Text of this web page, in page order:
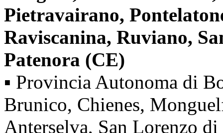
Pietravairano,
Raviscanina, Ruviano,
Patenora (CE)
▪ Provincia Autonoma di
Brunico, Chienes,
Anterselva, San Lorenzo di